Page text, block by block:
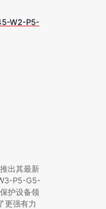
W2-P5-
出其最新
P5-G5-
护设备领
更强有力